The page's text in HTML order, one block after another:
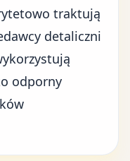
traktują
detaliczni
odporny